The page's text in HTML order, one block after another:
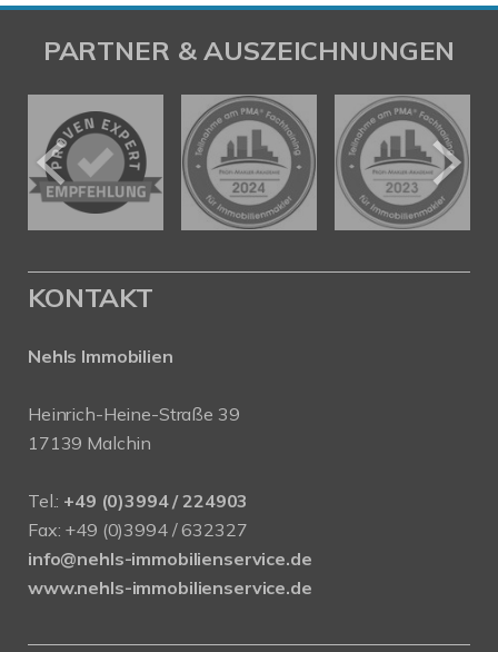
PARTNER & AUSZEICHNUNGEN
KONTAKT
Nehls Immobilien
Heinrich-Heine-Straße 39
17139 Malchin
Tel.: +49 (0)3994 / 224903
Fax: +49 (0)3994 / 632327
info@nehls-immobilienservice.de
www.nehls-immobilienservice.de